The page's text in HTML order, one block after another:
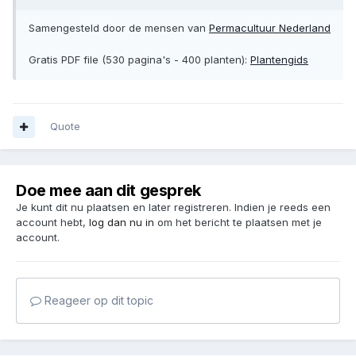
Samengesteld door de mensen van Permacultuur Nederland
Gratis PDF file (530 pagina's - 400 planten): Plantengids
Quote
Doe mee aan dit gesprek
Je kunt dit nu plaatsen en later registreren. Indien je reeds een
account hebt, log dan nu in om het bericht te plaatsen met je
account.
Reageer op dit topic